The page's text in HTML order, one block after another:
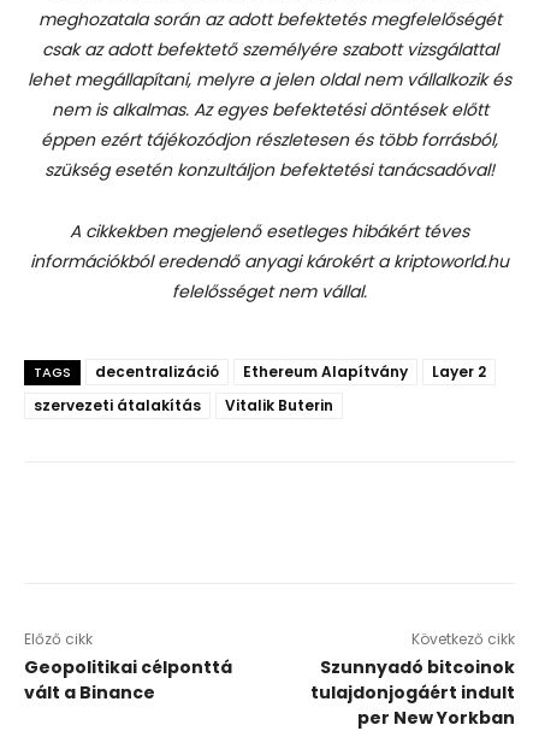
meghozatala során az adott befektetés megfelelőségét
csak az adott befektető személyére szabott vizsgálattal
lehet megállapítani, melyre a jelen oldal nem vállalkozik és
nem is alkalmas. Az egyes befektetési döntések előtt
éppen ezért tájékozódjon részletesen és több forrásból,
szükség esetén konzultáljon befektetési tanácsadóval!
A cikkekben megjelenő esetleges hibákért téves
információkból eredendő anyagi károkért a kriptoworld.hu
felelősséget nem vállal.
TAGS decentralizáció Ethereum Alapítvány
Layer 2
szervezeti átalakítás
Vitalik Buterin
Előző cikk
Geopolitikai célponttá
vált a Binance
Következő cikk
Szunnyadó bitcoinok
tulajdonjogáért indult
per New Yorkban